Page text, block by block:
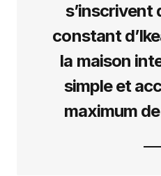
s’inscrivent
constant
la maison
simple et
maximum